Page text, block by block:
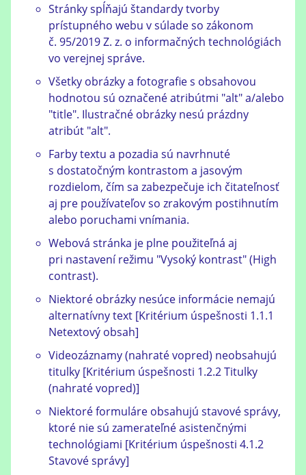
Stránky spĺňajú štandardy tvorby
prístupného webu v súladeso zákonom
č. 95/2019 Z. z. o informačných technológiách
vo verejnej správe.
Všetky obrázky a fotografie s obsahovou
hodnotou sú označené atribútmi "alt" a/alebo
"title". Ilustračné obrázky nesú prázdny
atribút "alt".
Farby textu a pozadia sú navrhnuté
s dostatočným kontrastom a jasovým
rozdielom, čím sa zabezpečuje ich čitateľnosť
aj pre používateľov so zrakovým postihnutím
alebo poruchami vnímania.
Webová stránka je plne použiteľná aj
pri nastavení režimu "Vysoký kontrast" (High
contrast).
Niektoré obrázky nesúce informácie nemajú
alternatívny text [Kritérium úspešnosti 1.1.1
Netextový obsah]
Videozáznamy (nahraté vopred) neobsahujú
titulky [Kritérium úspešnosti 1.2.2 Titulky
(nahraté vopred)]
Niektoré formuláre obsahujú stavové správy,
ktoré nie sú zamerateľné asistenčnými
technológiami [Kritérium úspešnosti 4.1.2
Stavové správy]